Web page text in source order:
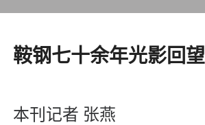
​鞍钢七十余年光影回望
本刊记者 张燕